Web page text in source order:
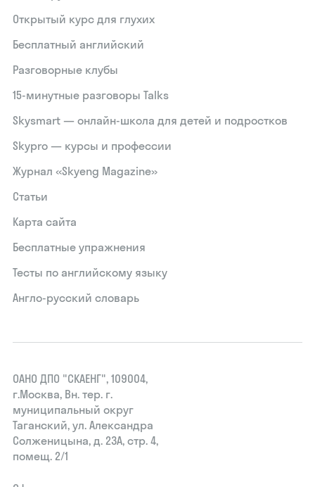
Открытый курс для глухих
Бесплатный английский
Разговорные клубы
15‑минутные разговоры Talks
Skysmart — онлайн-школа для детей и подростков
Skypro — курсы и профессии
Журнал «Skyeng Magazine»
Статьи
Карта сайта
Бесплатные упражнения
Тесты по английскому языку
Англо-русский словарь
ОАНО ДПО "СКАЕНГ", 109004,
г.Москва, Вн. тер. г.
муниципальный округ
Таганский, ул. Александра
Солженицына, д. 23А, стр. 4,
помещ. 2/1